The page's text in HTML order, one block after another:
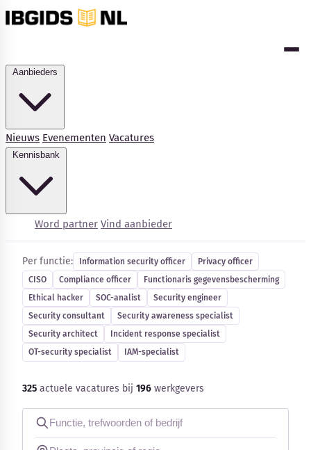
Nieuws Evenementen Vacatures
Word partner Vind aanbieder
Kennisbank
Blog
Bedrijfsupdates
Externe bronnen
Woordenboek
Cybersecurity-vacatures
Per functie: Information security officer
Privacy officer
CISO
Compliance officer
Functionaris gegevensbescherming
Ethical hacker
SOC-analist
Security engineer
Security consultant
Security awareness specialist
Security architect
Incident response specialist
OT-security specialist
IAM-specialist
325 actuele vacatures bij 196 werkgevers